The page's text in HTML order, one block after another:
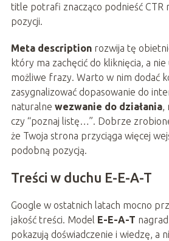
title potrafi znacząco podnieść CTR
pozycji.
Meta descriptionrozwija tę
który ma zachęcić do kliknięcia, a
możliwe frazy. Warto w nim dodać
zasygnalizować dopasowanie do
naturalne wezwanie do działania,
czy “poznaj listę…”. Dobrze
że Twoja strona przyciąga więcej
podobną pozycją.
Treści w duchu E-E-A-T
Google w ostatnich latach mocno
jakość treści. Model E-E-A-T
pokazują doświadczenie i wiedzę, a